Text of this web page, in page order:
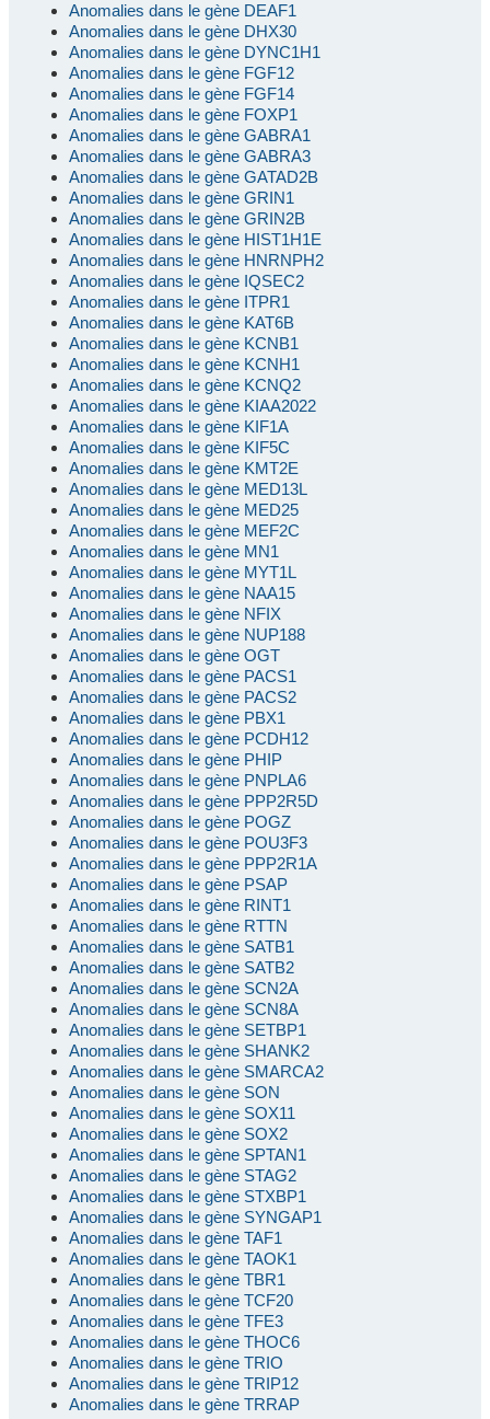
Anomalies dans le gène DEAF1
Anomalies dans le gène DHX30
Anomalies dans le gène DYNC1H1
Anomalies dans le gène FGF12
Anomalies dans le gène FGF14
Anomalies dans le gène FOXP1
Anomalies dans le gène GABRA1
Anomalies dans le gène GABRA3
Anomalies dans le gène GATAD2B
Anomalies dans le gène GRIN1
Anomalies dans le gène GRIN2B
Anomalies dans le gène HIST1H1E
Anomalies dans le gène HNRNPH2
Anomalies dans le gène IQSEC2
Anomalies dans le gène ITPR1
Anomalies dans le gène KAT6B
Anomalies dans le gène KCNB1
Anomalies dans le gène KCNH1
Anomalies dans le gène KCNQ2
Anomalies dans le gène KIAA2022
Anomalies dans le gène KIF1A
Anomalies dans le gène KIF5C
Anomalies dans le gène KMT2E
Anomalies dans le gène MED13L
Anomalies dans le gène MED25
Anomalies dans le gène MEF2C
Anomalies dans le gène MN1
Anomalies dans le gène MYT1L
Anomalies dans le gène NAA15
Anomalies dans le gène NFIX
Anomalies dans le gène NUP188
Anomalies dans le gène OGT
Anomalies dans le gène PACS1
Anomalies dans le gène PACS2
Anomalies dans le gène PBX1
Anomalies dans le gène PCDH12
Anomalies dans le gène PHIP
Anomalies dans le gène PNPLA6
Anomalies dans le gène PPP2R5D
Anomalies dans le gène POGZ
Anomalies dans le gène POU3F3
Anomalies dans le gène PPP2R1A
Anomalies dans le gène PSAP
Anomalies dans le gène RINT1
Anomalies dans le gène RTTN
Anomalies dans le gène SATB1
Anomalies dans le gène SATB2
Anomalies dans le gène SCN2A
Anomalies dans le gène SCN8A
Anomalies dans le gène SETBP1
Anomalies dans le gène SHANK2
Anomalies dans le gène SMARCA2
Anomalies dans le gène SON
Anomalies dans le gène SOX11
Anomalies dans le gène SOX2
Anomalies dans le gène SPTAN1
Anomalies dans le gène STAG2
Anomalies dans le gène STXBP1
Anomalies dans le gène SYNGAP1
Anomalies dans le gène TAF1
Anomalies dans le gène TAOK1
Anomalies dans le gène TBR1
Anomalies dans le gène TCF20
Anomalies dans le gène TFE3
Anomalies dans le gène THOC6
Anomalies dans le gène TRIO
Anomalies dans le gène TRIP12
Anomalies dans le gène TRRAP